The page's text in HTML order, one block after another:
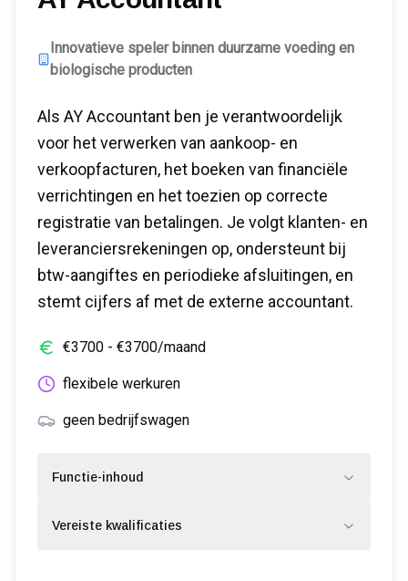
Innovatieve speler binnen duurzame voeding en
biologische producten
Als AY Accountant ben je verantwoordelijk
voor het verwerken van aankoop- en
verkoopfacturen, het boeken van financiële
verrichtingen en het toezien op correcte
registratie van betalingen. Je volgt klanten- en
leveranciersrekeningen op, ondersteunt bij
btw-aangiftes en periodieke afsluitingen, en
stemt cijfers af met de externe accountant.
€3700 - €3700/maand
flexibele werkuren
geen bedrijfswagen
Functie-inhoud
Vereiste kwalificaties